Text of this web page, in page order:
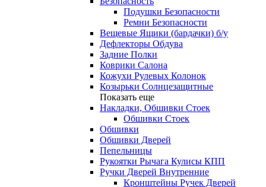
Подушки Безопасности
Ремни Безопасности
Вещевые Ящики (бардачки) б/у
Дефлекторы Обдува
Задние Полки
Коврики Салона
Кожухи Рулевых Колонок
Козырьки Солнцезащитные
Показать еще
Накладки, Обшивки Стоек
Обшивки Стоек
Обшивки
Обшивки Дверей
Пепельницы
Рукоятки Рычага Кулисы КПП
Ручки Дверей Внутренние
Кронштейны Ручек Дверей